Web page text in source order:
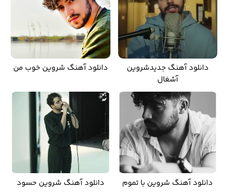
دانلود آهنگ جدیدشروین
آشغال
دانلود آهنگ شروین خوب من
دانلود آهنگ شروین با تموم
دانلود آهنگ شروین حسود